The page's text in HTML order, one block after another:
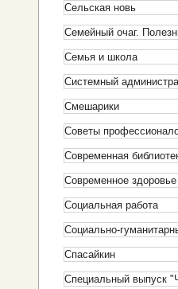
Сельская новь
Семейный очаг.
Семья и школа
Системный
Смешарики
Советы
Современная
Современное здоровье
Социальная работа
Социально-
Спасайкин
Специальный выпуск